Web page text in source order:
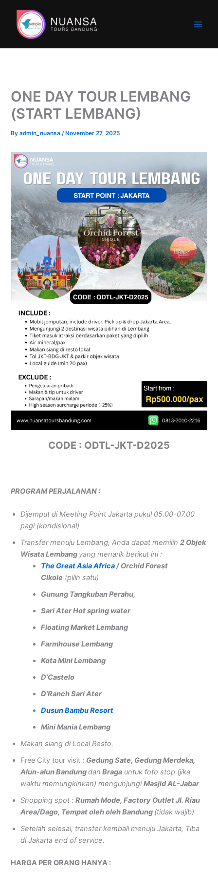
content
ONE DAY TOUR LEMBANG
(START LEMBANG)
Byadmin_nuansa/ November 27, 2025
CODE : ODTL-JKT-D2025
PROGRAM PERJALANAN :
Dijemput di Meeting Point Jakarta pukul 05.00-07.00
pagi (kondisional)
Transfer menuju Lembang, Anda dapat memilih2 Objek
Wisata Lembang yang menarik berikut ini :
The Great Asia Africa/ Orchid Forest
Cikole (pilih satu)
Gunung Tangkuban Perahu,
Sari Ater Hot spring water
Floating Market Lembang
Farmhouse Lembang
Kota Mini Lembang
D’Castelo
D’Ranch Sari Ater
Dusun Bambu Resort
Mini Mania Lembang
Makan siang di Local Resto.
Free City tour visit : Gedung Sate, Gedung Merdeka,
Alun-alun Bandungdan Braga untuk foto stop (jika
waktu memungkinkan) mengunjungiMasjid AL-Jabar
Shopping spot :Rumah Mode, Factory Outlet Jl. Riau
Area/Dago, Tempat oleh oleh Bandung (tidak wajib)
Setelah selesai, transfer kembali menuju Jakarta, Tiba
di Jakarta end of service.
HARGA PER ORANG HANYA :